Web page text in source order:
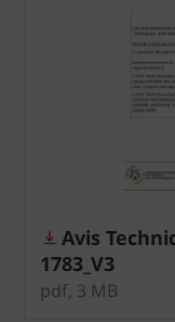
Avis
1783_V3
pdf, 3 MB